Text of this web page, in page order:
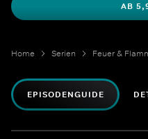
AB
Home Serien Feuer &
EPISODENGUIDE